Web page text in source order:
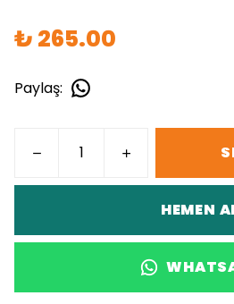
₺ 265.00
Paylaş:
HEMEN